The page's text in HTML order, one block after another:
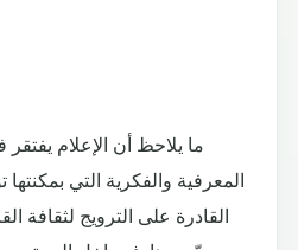
ما يلاحظ أن الإعلام
المعرفية والفكرية التي
القادرة على الترويج لثقافة